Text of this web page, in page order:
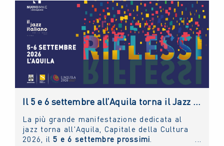
NUOVO IMAIEcon una masterclass sul
diritto connesso rivolta ai giovani artisti e
tenuta dal presidenteAndrea Miccichè.
Il 5 e 6 settembre all’Aquila torna il Jazz Italiano per le Terre del Sisma: il NUOVO IMAIE c’è
La più grande manifestazione dedicata al
jazz torna all'Aquila, Capitale della Cultura
2026, il 5 e 6 settembre prossimi